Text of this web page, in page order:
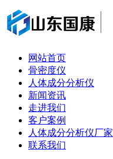
网站首页
骨密度仪
人体成分分析仪
新闻资讯
走进我们
客户案例
人体成分分析仪厂家
联系我们